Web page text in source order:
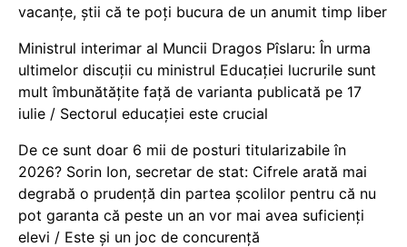
vacanţe, știi că te poți bucura de un anumit timp liber
Ministrul interimar al Muncii Dragos Pîslaru: În urma
ultimelor discuții cu ministrul Educației lucrurile sunt
mult îmbunătățite față de varianta publicată pe 17
iulie / Sectorul educației este crucial
De ce sunt doar 6 mii de posturi titularizabile în
2026? Sorin Ion, secretar de stat: Cifrele arată mai
degrabă o prudență din partea școlilor pentru că nu
pot garanta că peste un an vor mai avea suficienți
elevi / Este și un joc de concurență